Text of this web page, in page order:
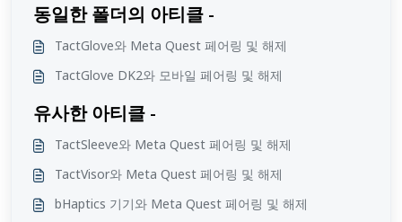
동일한 폴더의 아티클 -
TactGlove와 Meta Quest 페어링 및 해제
TactGlove DK2와 모바일 페어링 및 해제
유사한 아티클 -
TactSleeve와 Meta Quest 페어링 및 해제
TactVisor와 Meta Quest 페어링 및 해제
bHaptics 기기와 Meta Quest 페어링 및 해제